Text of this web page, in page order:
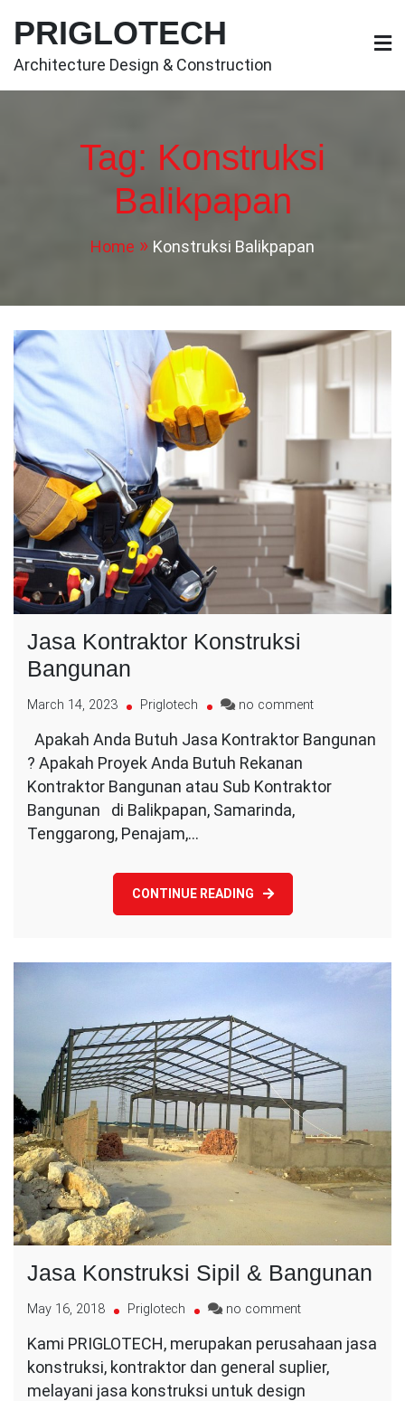
content
PRIGLOTECH
Architecture Design & Construction
Tag: Konstruksi
Balikpapan
Home Konstruksi Balikpapan
Jasa Kontraktor Konstruksi
Bangunan
March 14, 2023 Priglotech no commenton
Kontraktor
Bangunan
Apakah Anda Butuh Jasa Kontraktor Bangunan
? Apakah Proyek Anda Butuh Rekanan
Kontraktor Bangunan atau Sub Kontraktor
Bangunan di Balikpapan, Samarinda,
Tenggarong, Penajam,…
CONTINUE READING
Jasa Konstruksi Sipil & Bangunan
May 16, 2018 Priglotech no commenton
Konstruksi
Sipil
&
Kami PRIGLOTECH, merupakan perusahaan jasa
konstruksi, kontraktor dan general suplier,
melayani jasa konstruksi untuk design